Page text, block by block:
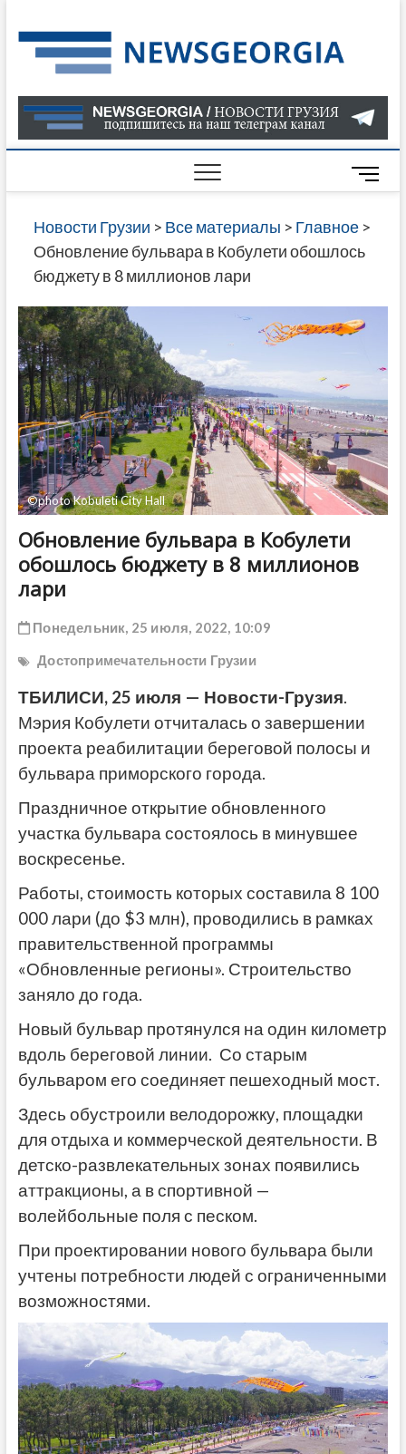
to
content
О
В
ГРУЗИИ
САЙТЕ
M
e
n
u
t
Новости Грузии > Все материалы > Главное>
Обновление бульвара в Кобулети обошлось
бюджету в 8 миллионов лари
©️photo Kobuleti City Hall
Обновление бульвара в Кобулети
обошлось бюджету в 8 миллионов
лари
Понедельник, 25 июля, 2022, 10:09
Достопримечательности Грузии
ТБИЛИСИ, 25 июля — Новости-Грузия.
Мэрия Кобулети отчиталась о завершении
проекта реабилитации береговой полосы и
бульвара приморского города.
Праздничное открытие обновленного
участка бульвара состоялось в минувшее
воскресенье.
Работы, стоимость которых составила 8 100
000 лари (до $3 млн), проводились в рамках
правительственной программы
«Обновленные регионы». Строительство
заняло до года.
Новый бульвар протянулся на один километр
вдоль береговой линии. Со старым
бульваром его соединяет пешеходный мост.
Здесь обустроили велодорожку, площадки
для отдыха и коммерческой деятельности. В
детско-развлекательных зонах появились
аттракционы, а в спортивной —
волейбольные поля с песком.
При проектировании нового бульвара были
учтены потребности людей с ограниченными
возможностями.